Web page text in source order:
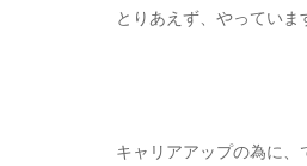
とりあえず、やっていま
キャリアアップの為に